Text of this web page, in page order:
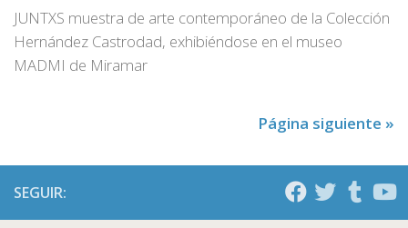
JUNTXS muestra de arte contemporáneo de la Colección
Hernández Castrodad, exhibiéndose en el museo
MADMI de Miramar
Página siguiente »
SEGUIR: